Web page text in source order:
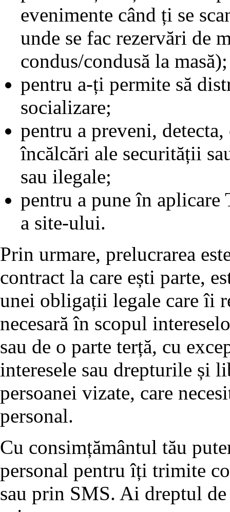
evenimente când ți se
unde se fac rezervări de
condus/condusă la masă);
pentru a-ți permite să
socializare;
pentru a preveni,
încălcări ale securității
sau ilegale;
pentru a pune în
a site-ului.
Prin urmare, prelucrarea
contract la care ești parte,
unei obligații legale care îi
necesară în scopul
sau de o parte terță, cu
interesele sau drepturile și
persoanei vizate, care
personal.
Cu consimțământul tău
personal pentru îți trimite
sau prin SMS. Ai dreptul